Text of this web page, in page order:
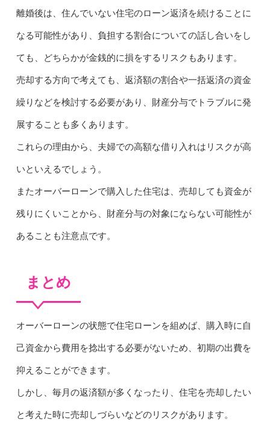
離婚後は、住んでいない住宅のローン返済を続けることに
なる可能性があり、負担する割合についての話し合いをし
ても、どちらかが金銭的に損をするリスクもあります。
売却する方向で考えても、返済額の割合や一括返済の資金
繰りなどを検討する必要があり、財産分与でトラブルに発
展することも多くあります。
これらの理由から、夫婦での高額な借り入れはリスクが高
いといえるでしょう。
またオーバーローンで購入した住宅は、売却しても資金が
残りにくいことから、財産分与の対象にならない可能性が
あることも注意点です。
まとめ
オーバーローンの状態で住宅ローンを組めば、購入時に自
己資金から費用を捻出する必要がないため、初期の出費を
抑えることができます。
しかし、毎月の返済額が多くなったり、住宅を売却したい
と考えた時に売却しづらいなどのリスクがあります。